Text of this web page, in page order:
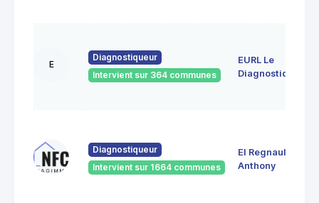
E
Diagnostiqueur
Intervient sur 364 communes
EURL Le
Diagnostiqueur
Diagnostiqueur
Intervient sur 1664 communes
EI Regnault
Anthony